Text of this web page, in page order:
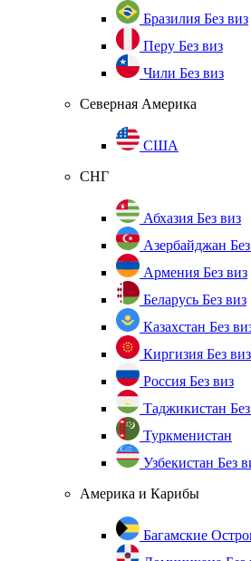
Бразилия Без виз
Перу Без виз
Чили Без виз
Северная Америка
США
СНГ
Абхазия Без виз
Азербайджан
Армения Без виз
Беларусь Без виз
Казахстан Без
Киргизия Без виз
Россия Без виз
Таджикистан
Туркменистан
Узбекистан Без
Америка и Карибы
Багамские